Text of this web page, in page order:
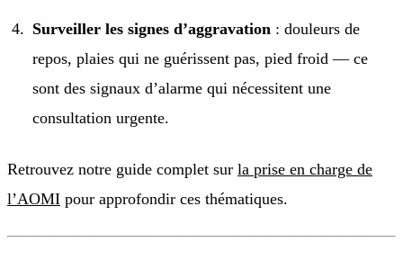
Surveiller les signes d’aggravation : douleurs de
repos, plaies qui ne guérissent pas, pied froid — ce
sont des signaux d’alarme qui nécessitent une
consultation urgente.
Retrouvez notre guide complet sur la prise en charge de
l’AOMI pour approfondir ces thématiques.